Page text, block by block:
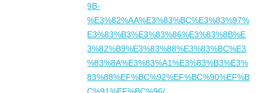
9B-
%E3%82%AA%E3%83%BC%E3%83%97%
E3%83%B3%E3%83%86%E3%83%8B%E
3%82%B9%E3%83%88%E3%83%BC%E3
%83%8A%E3%83%A1%E3%83%B3%E3%
83%88%EF%BC%92%EF%BC%90%EF%B